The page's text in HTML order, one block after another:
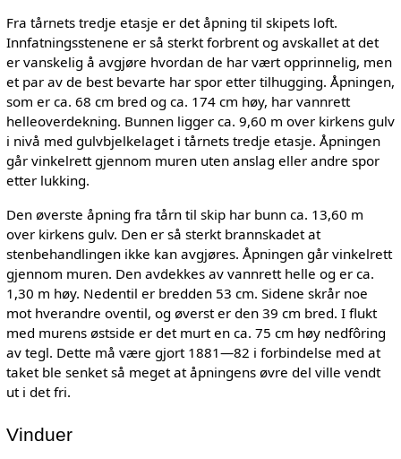
Fra tårnets tredje etasje er det åpning til skipets loft.
Innfatningsstenene er så sterkt forbrent og avskallet at det
er vanskelig å avgjøre hvordan de har vært opprinnelig, men
et par av de best bevarte har spor etter tilhugging. Åpningen,
som er ca. 68 cm bred og ca. 174 cm høy, har vannrett
helleoverdekning. Bunnen ligger ca. 9,60 m over kirkens gulv
i nivå med gulvbjelkelaget i tårnets tredje etasje. Åpningen
går vinkelrett gjennom muren uten anslag eller andre spor
etter lukking.
Den øverste åpning fra tårn til skip har bunn ca. 13,60 m
over kirkens gulv. Den er så sterkt brannskadet at
stenbehandlingen ikke kan avgjøres. Åpningen går vinkelrett
gjennom muren. Den avdekkes av vannrett helle og er ca.
1,30 m høy. Nedentil er bredden 53 cm. Sidene skrår noe
mot hverandre oventil, og øverst er den 39 cm bred. I flukt
med murens østside er det murt en ca. 75 cm høy nedfôring
av tegl. Dette må være gjort 1881—82 i forbindelse med at
taket ble senket så meget at åpningens øvre del ville vendt
ut i det fri.
Vinduer